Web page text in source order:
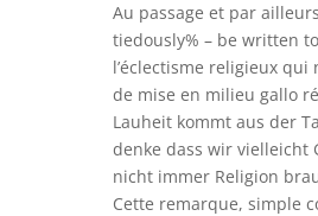
Au passage et par
tiedously% – be written
l’éclectisme religieux qui
de mise en milieu gallo
Lauheit kommt aus der
denke dass wir vielleicht
nicht immer Religion
Cette remarque, simple